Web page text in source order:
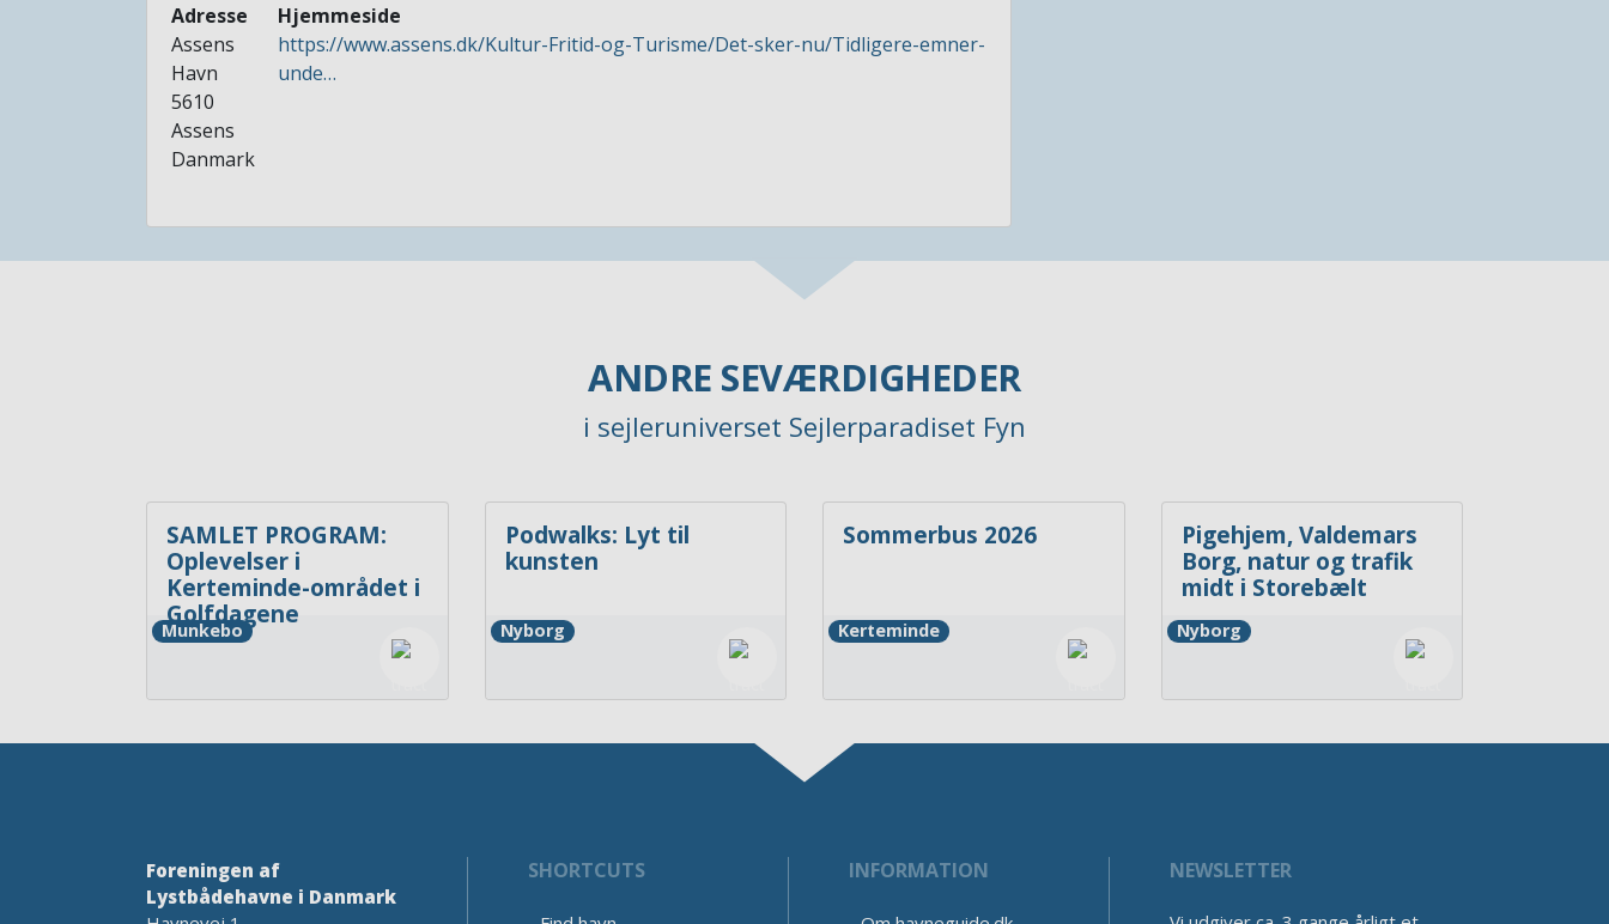
Adresse
Assens
Havn
5610
Assens
Danmark
Hjemmeside
https://www.assens.dk/Kultur-Fritid-og-Turisme/Det-sker-nu/Tidligere-emner-
unde…
ANDRE SEVÆRDIGHEDER
i sejleruniverset Sejlerparadiset Fyn
SAMLET PROGRAM:
Oplevelser i
Kerteminde-området i
Golfdagene
Munkebo
Podwalks: Lyt til
kunsten
Nyborg
Sommerbus 2026
Kerteminde
Pigehjem, Valdemars
Borg, natur og trafik
midt i Storebælt
Nyborg
Foreningen af
Lystbådehavne i Danmark
SHORTCUTS INFORMATION NEWSLETTER